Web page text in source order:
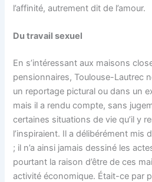
l’affinité, autrement dit de l’amour.
Du travail sexuel
En s’intéressant aux maisons
pensionnaires, Toulouse-Lautrec
un reportage pictural ou dans un
mais il a rendu compte, sans
certaines situations de vie qu’il y
l’inspiraient. Il a délibérément mis
; il n’a ainsi jamais dessiné les
pourtant la raison d’être de ces
activité économique. Était-ce par